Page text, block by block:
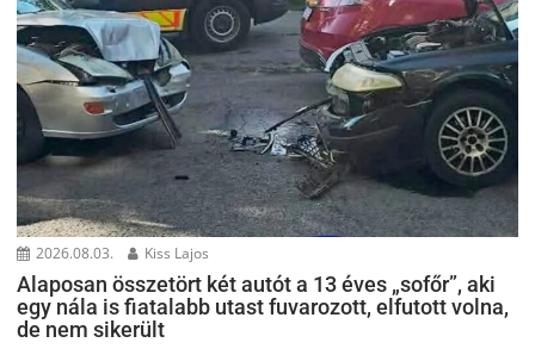
2026.08.03. Kiss Lajos
Alaposan összetört két autót a 13 éves „sofőr”, aki
egy nála is fiatalabb utast fuvarozott, elfutott volna,
de nem sikerült